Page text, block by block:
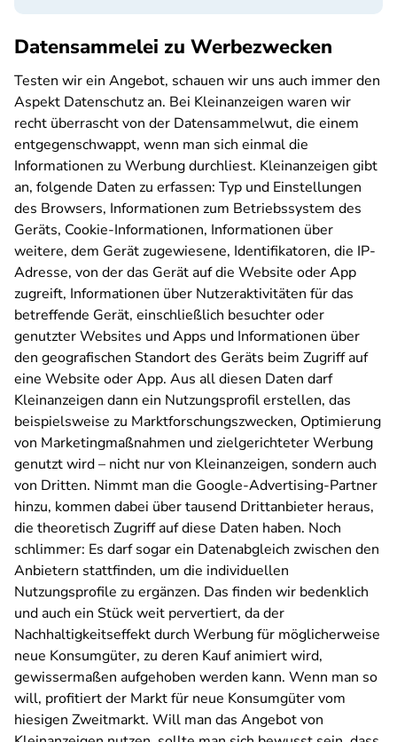
Datensammelei zu Werbezwecken
Testen wir ein Angebot, schauen wir uns auch immer den
Aspekt Datenschutz an. Bei Kleinanzeigen waren wir
recht überrascht von der Datensammelwut, die einem
entgegenschwappt, wenn man sich einmal die
Informationen zu Werbung durchliest. Kleinanzeigen gibt
an, folgende Daten zu erfassen: Typ und Einstellungen
des Browsers, Informationen zum Betriebssystem des
Geräts, Cookie-Informationen, Informationen über
weitere, dem Gerät zugewiesene, Identifikatoren, die IP-
Adresse, von der das Gerät auf die Website oder App
zugreift, Informationen über Nutzeraktivitäten für das
betreffende Gerät, einschließlich besuchter oder
genutzter Websites und Apps und Informationen über
den geografischen Standort des Geräts beim Zugriff auf
eine Website oder App. Aus all diesen Daten darf
Kleinanzeigen dann ein Nutzungsprofil erstellen, das
beispielsweise zu Marktforschungszwecken, Optimierung
von Marketingmaßnahmen und zielgerichteter Werbung
genutzt wird – nicht nur von Kleinanzeigen, sondern auch
von Dritten. Nimmt man die Google-Advertising-Partner
hinzu, kommen dabei über tausend Drittanbieter heraus,
die theoretisch Zugriff auf diese Daten haben. Noch
schlimmer: Es darf sogar ein Datenabgleich zwischen den
Anbietern stattfinden, um die individuellen
Nutzungsprofile zu ergänzen. Das finden wir bedenklich
und auch ein Stück weit pervertiert, da der
Nachhaltigkeitseffekt durch Werbung für möglicherweise
neue Konsumgüter, zu deren Kauf animiert wird,
gewissermaßen aufgehoben werden kann. Wenn man so
will, profitiert der Markt für neue Konsumgüter vom
hiesigen Zweitmarkt. Will man das Angebot von